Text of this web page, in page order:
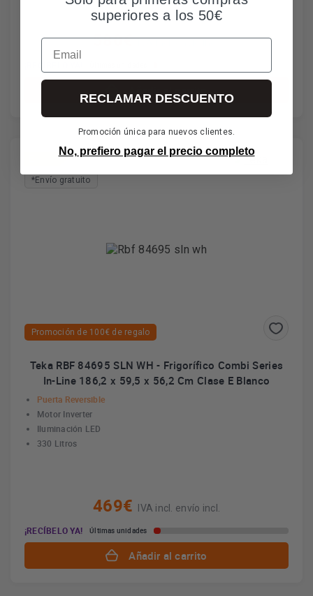
580€
*Envío gratuito
Promoción de 100€ de regalo
Teka RBF 84695 SLN WH - Frigorífico Combi Series
In-Line 186,2 x 59,5 x 56,2 Cm Clase E Blanco
Puerta Reversible
Motor Inverter
Iluminación LED
330 Litros
469€
IVA incl. envío incl.
¡RECÍBELO YA!
Últimas unidades
Añadir al carrito
superiores a los 50€
Email
RECLAMAR DESCUENTO
Promoción única para nuevos clientes.
No, prefiero pagar el precio completo